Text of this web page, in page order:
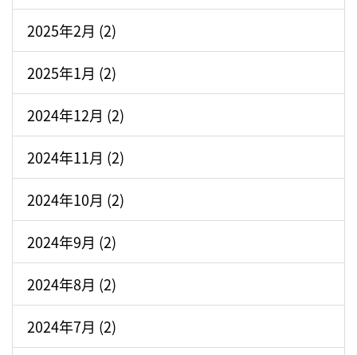
2025年2月 (2)
2025年1月 (2)
2024年12月 (2)
2024年11月 (2)
2024年10月 (2)
2024年9月 (2)
2024年8月 (2)
2024年7月 (2)